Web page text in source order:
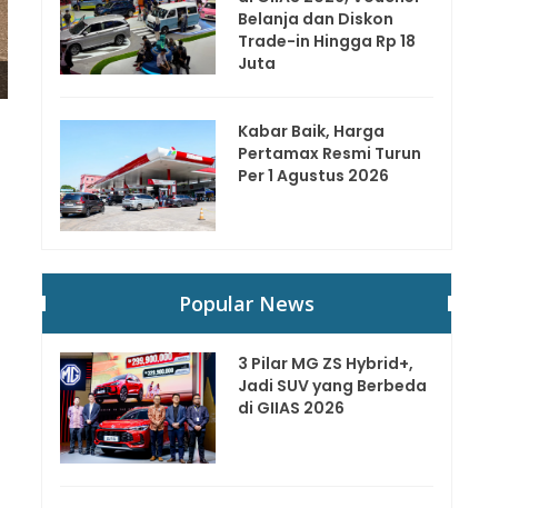
Belanja dan Diskon
Trade-in Hingga Rp 18
Juta
Kabar Baik, Harga
Pertamax Resmi Turun
Per 1 Agustus 2026
Popular News
3 Pilar MG ZS Hybrid+,
Jadi SUV yang Berbeda
di GIIAS 2026